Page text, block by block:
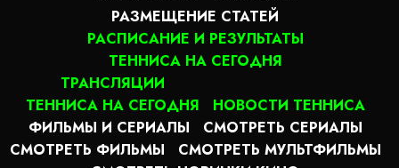
РАЗМЕЩЕНИЕ СТАТЕЙ
РАСПИСАНИЕ И РЕЗУЛЬТАТЫ
ТЕННИСА НА СЕГОДНЯ
ТРАНСЛЯЦИИ
ТЕННИСА НА СЕГОДНЯ
НОВОСТИ ТЕННИСА
ФИЛЬМЫ И СЕРИАЛЫ
СМОТРЕТЬ СЕРИАЛЫ
СМОТРЕТЬ ФИЛЬМЫ
СМОТРЕТЬ МУЛЬТФИЛЬМЫ